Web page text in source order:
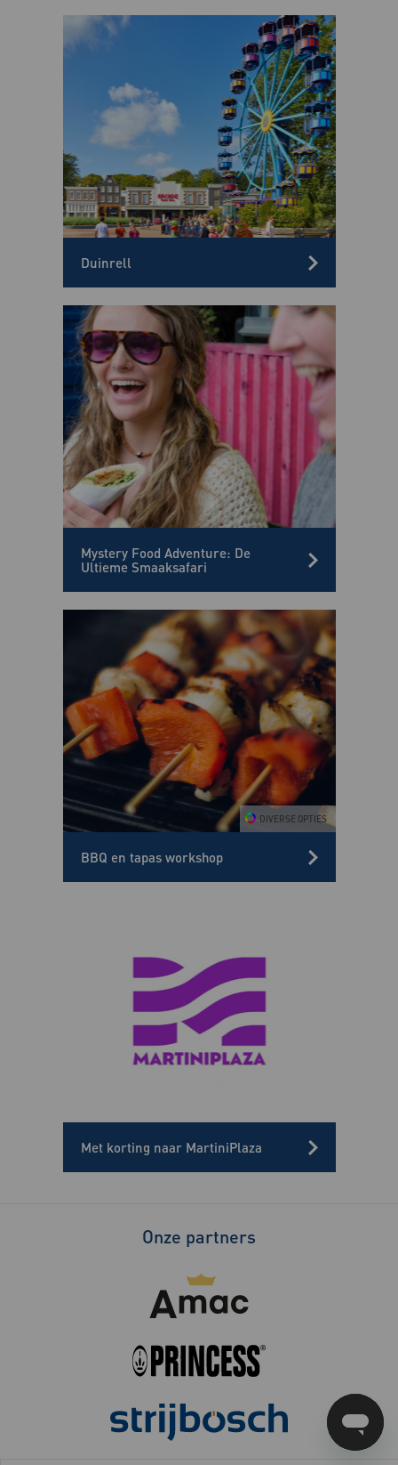
Duinrell
Mystery Food Adventure: De
Ultieme Smaaksafari
BBQ en tapas workshop
Met korting naar MartiniPlaza
Onze partners